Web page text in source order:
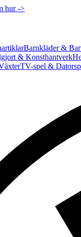
hur ->
Barnkläder &
& Konsthantverk
TV-spel &